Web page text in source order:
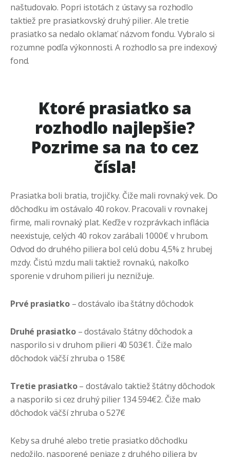
naštudovalo. Popri istotách z ústavy sa rozhodlo
taktiež pre prasiatkovský druhý pilier. Ale tretie
prasiatko sa nedalo oklamať názvom fondu. Vybralo si
rozumne podľa výkonnosti. A rozhodlo sa pre indexový
fond.
Ktoré prasiatko sa
rozhodlo najlepšie?
Pozrime sa na to cez
čísla!
Prasiatka boli bratia, trojičky. Čiže mali rovnaký vek. Do
dôchodku im ostávalo 40 rokov. Pracovali v rovnakej
firme, mali rovnaký plat. Keďže v rozprávkach inflácia
neexistuje, celých 40 rokov zarábali 1000€ v hrubom.
Odvod do druhého piliera bol celú dobu 4,5% z hrubej
mzdy. Čistú mzdu mali taktiež rovnakú, nakoľko
sporenie v druhom pilieri ju neznižuje.
Prvé prasiatko– dostávalo iba štátny dôchodok
Druhé prasiatko– dostávalo štátny dôchodok a
nasporilo si v druhom pilieri 40 503€1. Čiže malo
dôchodok väčší zhruba o 158€
Tretie prasiatko– dostávalo taktiež štátny dôchodok
a nasporilo si cez druhý pilier 134 594€2. Čiže malo
dôchodok väčší zhruba o 527€
Keby sa druhé alebo tretie prasiatko dôchodku
nedožilo, nasporené peniaze z druhého piliera by